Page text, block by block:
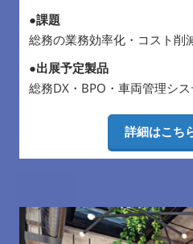
●課題
総務の業務効率化・コスト削
●出展予定製品
総務DX・BPO・車両管理シ
詳細はこ